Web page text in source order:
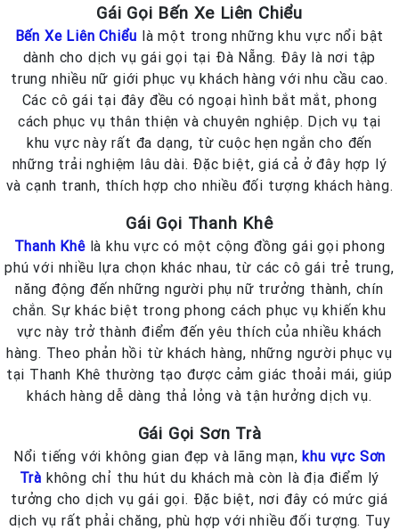
Gái Gọi Bến Xe Liên Chiểu
Bến Xe Liên Chiểu là một trong những khu vực nổi bật
dành cho dịch vụ gái gọi tại Đà Nẵng. Đây là nơi tập
trung nhiều nữ giới phục vụ khách hàng với nhu cầu cao.
Các cô gái tại đây đều có ngoại hình bắt mắt, phong
cách phục vụ thân thiện và chuyên nghiệp. Dịch vụ tại
khu vực này rất đa dạng, từ cuộc hẹn ngắn cho đến
những trải nghiệm lâu dài. Đặc biệt, giá cả ở đây hợp lý
và cạnh tranh, thích hợp cho nhiều đối tượng khách hàng.
Gái Gọi Thanh Khê
Thanh Khêlà khu vực có một cộng đồng gái gọi phong
phú với nhiều lựa chọn khác nhau, từ các cô gái trẻ trung,
năng động đến những người phụ nữ trưởng thành, chín
chắn. Sự khác biệt trong phong cách phục vụ khiến khu
vực này trở thành điểm đến yêu thích của nhiều khách
hàng. Theo phản hồi từ khách hàng, những người phục vụ
tại Thanh Khê thường tạo được cảm giác thoải mái, giúp
khách hàng dễ dàng thả lỏng và tận hưởng dịch vụ.
Gái Gọi Sơn Trà
Nổi tiếng với không gian đẹp và lãng mạn,khu vực Sơn
Trà không chỉ thu hút du khách mà còn là địa điểm lý
tưởng cho dịch vụ gái gọi. Đặc biệt, nơi đây có mức giá
dịch vụ rất phải chăng, phù hợp với nhiều đối tượng. Tuy